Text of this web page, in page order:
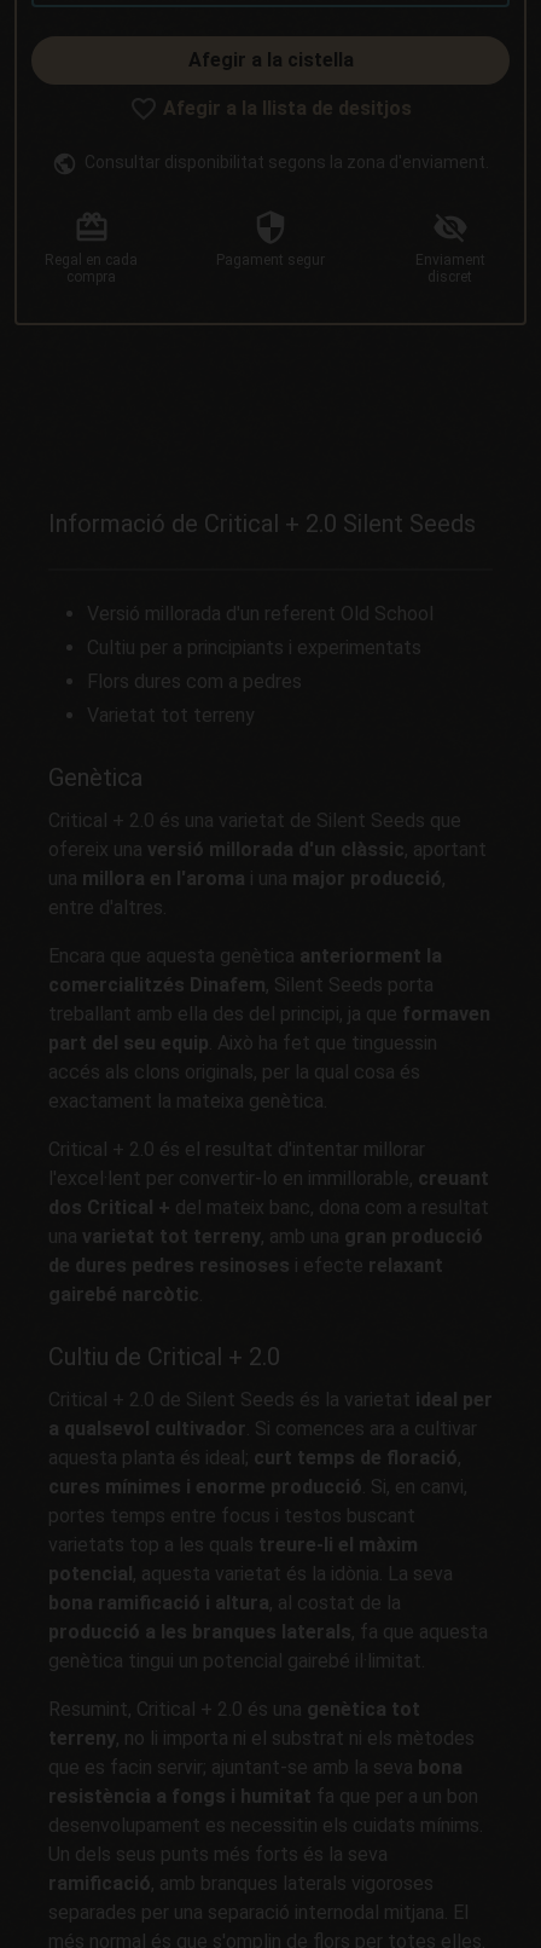
Afegir a la cistella
Afegir a la llista de desitjos
Consultar disponibilitat segons la zona d'enviament.
Regal en cada
compra
Pagament segur
Enviament
discret
Informació de Critical + 2.0 Silent Seeds
Versió millorada d'un referent Old School
Cultiu per a principiants i experimentats
Flors dures com a pedres
Varietat tot terreny
Genètica
Critical + 2.0 és una varietat de Silent Seeds que
ofereix una versió millorada d'un clàssic, aportant
una millora en l'aroma i una major producció,
entre d'altres.
Encara que aquesta genètica anteriorment la
comercialitzés Dinafem, Silent Seeds porta
treballant amb ella des del principi, ja que formaven
part del seu equip. Això ha fet que tinguessin
accés als clons originals, per la qual cosa és
exactament la mateixa genètica.
Critical + 2.0 és el resultat d'intentar millorar
l'excel·lent per convertir-lo en immillorable, creuant
dos Critical + del mateix banc, dona com a resultat
una varietat tot terreny, amb una gran producció
de dures pedres resinoses i efecte relaxant
gairebé narcòtic.
Cultiu de Critical + 2.0
Critical + 2.0 de Silent Seeds és la varietat ideal per
a qualsevol cultivador. Si comences ara a cultivar
aquesta planta és ideal; curt temps de floració,
cures mínimes i enorme producció. Si, en canvi,
portes temps entre focus i testos buscant
varietats top a les quals treure-li el màxim
potencial , aquesta varietat és la idònia. La seva
bona ramificació i altura, al costat de la
producció a les branques laterals, fa que aquesta
genètica tingui un potencial gairebé il·limitat.
Resumint, Critical + 2.0 és una genètica tot
terreny, no li importa ni el substrat ni els mètodes
que es facin servir; ajuntant-se amb la seva bona
resistència a fongs i humitat fa que per a un bon
desenvolupament es necessitin els cuidats mínims.
Un dels seus punts més forts és la seva
ramificació, amb branques laterals vigoroses
separades per una separació internodal mitjana. El
més normal és que s'omplin de flors per totes elles.